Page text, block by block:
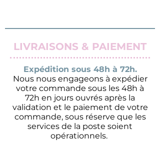
LIVRAISONS & PAIEMENT
Expédition sous 48h à 72h.
Nous nous engageons à expédier
votre commande sous les 48h à
72h en jours ouvrés après la
validation et le paiement de votre
commande, sous réserve que les
services de la poste soient
opérationnels.